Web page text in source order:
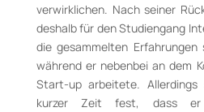
verwirklichen. Nach seiner
deshalb für den Studiengang
die gesammelten
während er nebenbei an dem
Start-up arbeitete.
kurzer Zeit fest, dass er